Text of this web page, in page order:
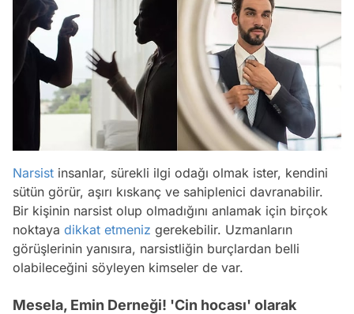
Narsist insanlar, sürekli ilgi odağı olmak ister, kendini
sütün görür, aşırı kıskanç ve sahiplenici davranabilir.
Bir kişinin narsist olup olmadığını anlamak için birçok
noktaya dikkat etmeniz gerekebilir. Uzmanların
görüşlerinin yanısıra, narsistliğin burçlardan belli
olabileceğini söyleyen kimseler de var.
Mesela, Emin Derneği! 'Cin hocası' olarak